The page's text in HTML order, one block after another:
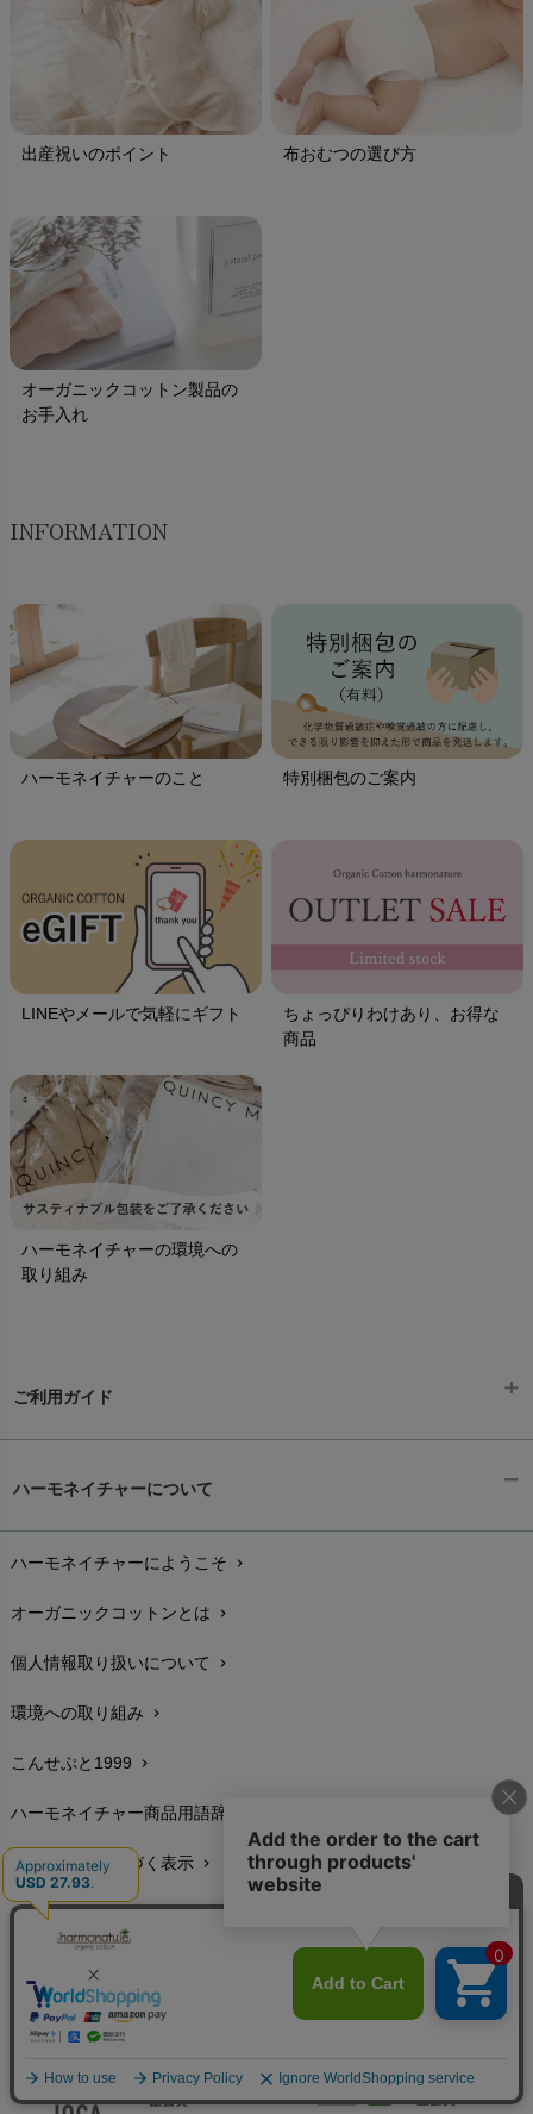
出産祝いのポイント 布おむつの選び方
オーガニックコットン製品の
お手入れ
INFORMATION
ハーモネイチャーのこと 特別梱包のご案内
LINEやメールで気軽にギフト
ちょっぴりわけあり、お得な
商品
ハーモネイチャーの環境への
取り組み
ご利用ガイド
配送と送料chevron_right
在庫状況と発送予定chevron_right
サイズ・寸法chevron_right
生地・素材chevron_right
お手入れについて
レビューを書こうchevron_right
返品交換chevron_right
FAXでのご注文
お問い合わせ
ハーモネイチャーについて
ハーモネイチャーにようこそ chevron_right
オーガニックコットンとは chevron_right
個人情報取り扱いについて chevron_right
環境への取り組み chevron_right
こんせぷと1999 chevron_right
ハーモネイチャー商品用語辞典
特定商取引に基づく表示 chevron_right